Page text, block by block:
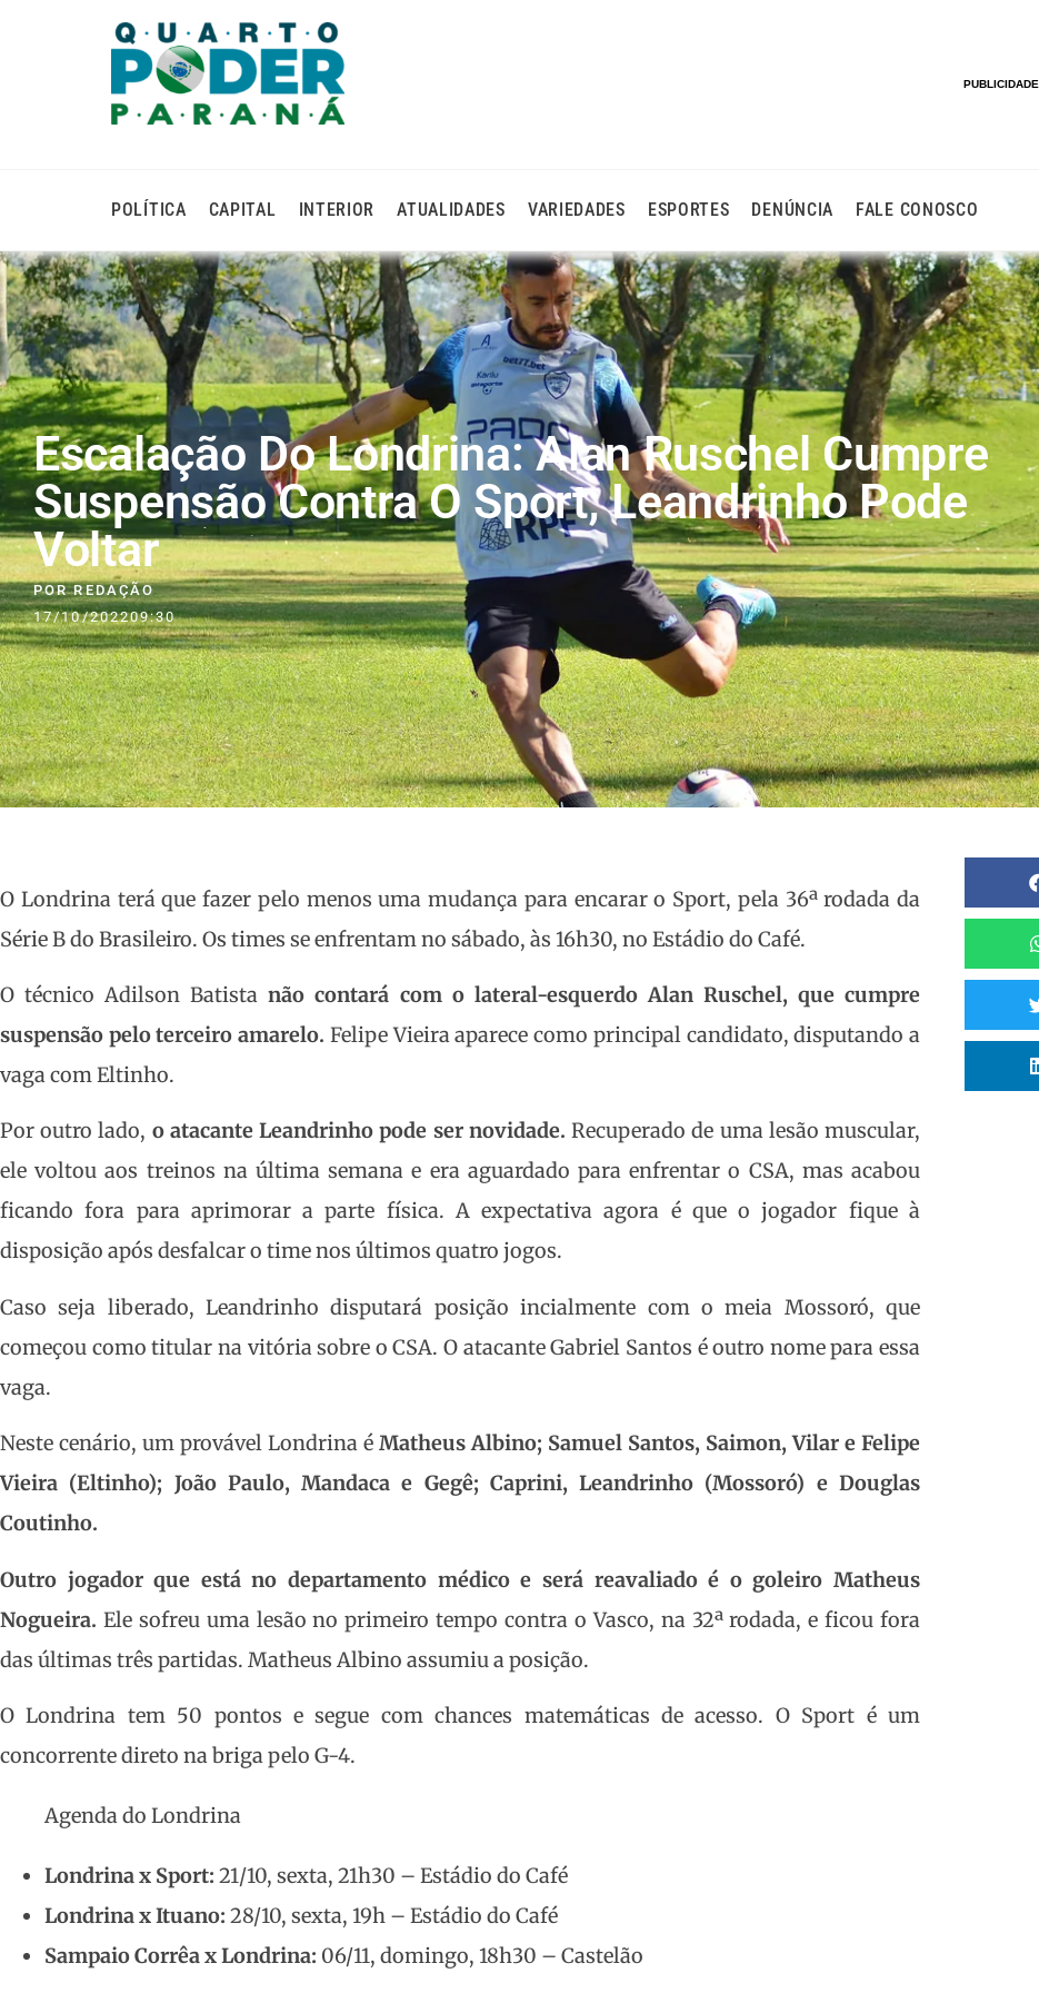
PUBLICIDADE
POLÍTICA CAPITAL INTERIOR ATUALIDADES VARIEDADES ESPORTES DENÚNCIA FALE CONOSCO
Escalação Do Londrina: Alan Ruschel Cumpre
Suspensão Contra O Sport; Leandrinho Pode
Voltar
PORREDAÇÃO
17/10/202209:30
O Londrina terá que fazer pelo menos uma mudança para encarar o Sport, pela 36ª rodada da
Série B do Brasileiro. Os times se enfrentam no sábado, às 16h30, no Estádio do Café.
O técnico Adilson Batistanão contará com o lateral-esquerdo Alan Ruschel, que cumpre
suspensão pelo terceiro amarelo. Felipe Vieira aparece como principal candidato, disputando a
vaga com Eltinho.
Por outro lado, o atacante Leandrinho pode ser novidade.Recuperado de uma lesão muscular,
ele voltou aos treinos na última semana e era aguardado para enfrentar o CSA, mas acabou
ficando fora para aprimorar a parte física. A expectativa agora é que o jogador fique à
disposição após desfalcar o time nos últimos quatro jogos.
Caso seja liberado, Leandrinho disputará posição incialmente com o meia Mossoró, que
começou como titular na vitória sobre o CSA. O atacante Gabriel Santos é outro nome para essa
vaga.
Neste cenário, um provável Londrina é Matheus Albino; Samuel Santos, Saimon, Vilar e Felipe
Vieira (Eltinho); João Paulo, Mandaca e Gegê; Caprini, Leandrinho (Mossoró) e Douglas
Coutinho.
Outro jogador que está no departamento médico e será reavaliado é o goleiro Matheus
Nogueira. Ele sofreu uma lesão no primeiro tempo contra o Vasco, na 32ª rodada, e ficou fora
das últimas três partidas. Matheus Albino assumiu a posição.
O Londrina tem 50 pontos e segue com chances matemáticas de acesso. O Sport é um
concorrente direto na briga pelo G-4.
Agenda do Londrina
Londrina x Sport: 21/10, sexta, 21h30 – Estádio do Café
Londrina x Ituano: 28/10, sexta, 19h – Estádio do Café
Sampaio Corrêa x Londrina: 06/11, domingo, 18h30 – Castelão